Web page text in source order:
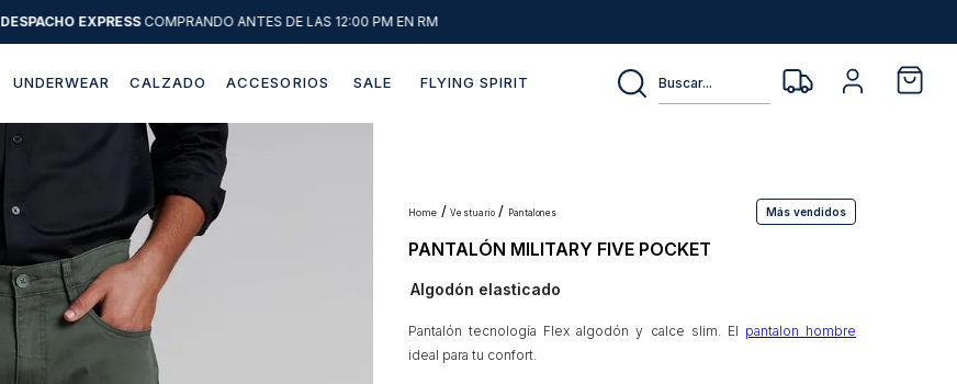
DESPACHO EXPRESSCOMPRANDO ANTES DE LAS 12:00 PM EN RM
UNDERWEAR CALZADO ACCESORIOS SALE FLYING SPIRIT
Buscar...
vestuario pantalones Más vendidos
PANTALÓN MILITARY FIVE POCKET
Algodón elasticado
Pantalón tecnología Flex algodón y calce slim. El pantalon hombre
ideal para tu confort.
Términos más buscados
sweater
2.
chaquetas
3.